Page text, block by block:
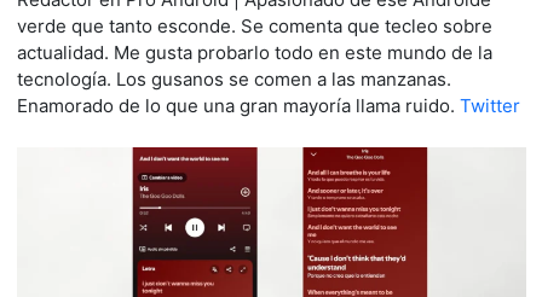
verde que tanto esconde. Se comenta que tecleo sobre
actualidad. Me gusta probarlo todo en este mundo de la
tecnología. Los gusanos se comen a las manzanas.
Enamorado de lo que una gran mayoría llama ruido. Twitter